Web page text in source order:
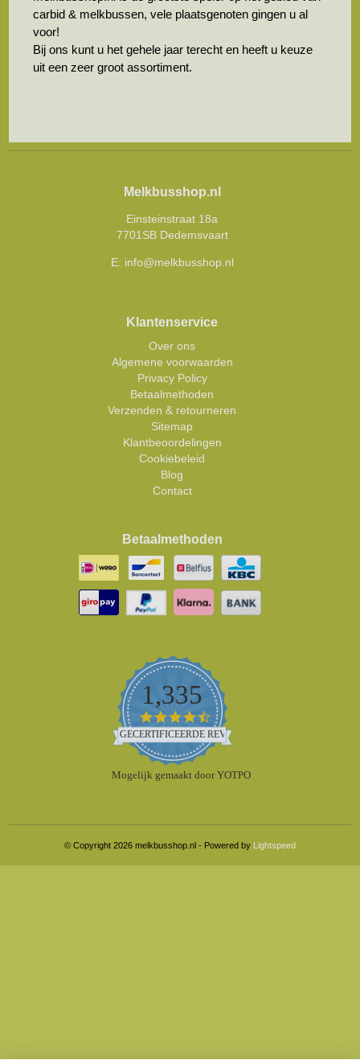
carbid & melkbussen, vele plaatsgenoten gingen u al
voor!
Bij ons kunt u het gehele jaar terecht en heeft u keuze
uit een zeer groot assortiment.
Melkbusshop.nl
Einsteinstraat 18a
7701SB Dedemsvaart
E: info@melkbusshop.nl
Klantenservice
Over ons
Algemene voorwaarden
Privacy Policy
Betaalmethoden
Verzenden & retourneren
Sitemap
Klantbeoordelingen
Cookiebeleid
Blog
Contact
Betaalmethoden
1,335
4.5
star
rating
GECERTIFICEERDE REVIEWS
Mogelijk gemaakt door YOTPO
© Copyright 2026 melkbusshop.nl - Powered by Lightspeed